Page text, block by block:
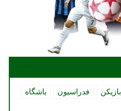
بازیكن فدراسیون
باشگاه